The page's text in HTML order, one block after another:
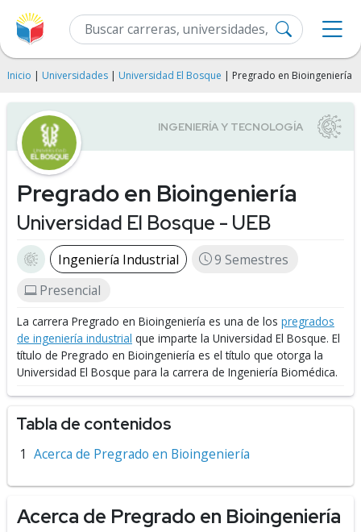
Inicio | Universidades | Universidad El Bosque | Pregrado en Bioingeniería
Pregrado en Bioingeniería
Universidad El Bosque - UEB
Ingeniería Industrial
9 Semestres
Presencial
La carrera Pregrado en Bioingeniería es una de los pregrados
de ingeniería industrial que imparte la Universidad El Bosque. El
título de Pregrado en Bioingeniería es el título que otorga la
Universidad El Bosque para la carrera de Ingeniería Biomédica.
Tabla de contenidos
Acerca de Pregrado en Bioingeniería
Acerca de Pregrado en Bioingeniería